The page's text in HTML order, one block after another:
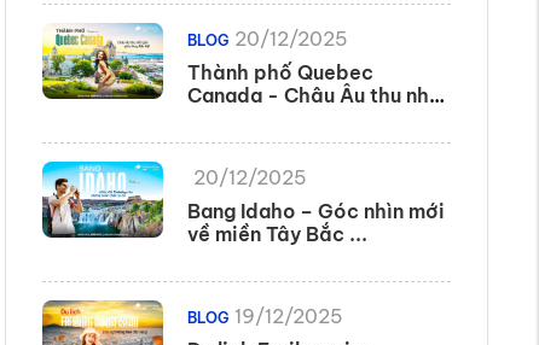
BLOG 20/12/2025
Thành phố Quebec
Canada - Châu Âu thu nhỏ
20/12/2025
Bang Idaho – Góc nhìn mới
về miền Tây Bắc ...
BLOG 19/12/2025